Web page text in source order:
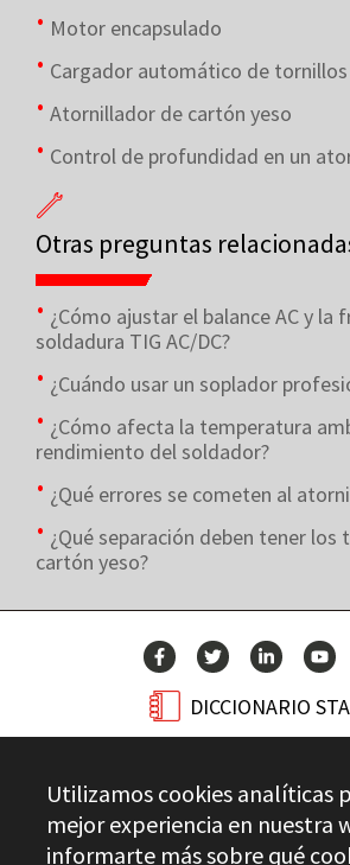
Motor encapsulado
Cargador automático de tornillos
Atornillador de cartón yeso
Control de profundidad en un
Otras preguntas
¿Cómo ajustar el balance AC y la
soldadura TIG AC/DC?
¿Cuándo usar un soplador
¿Cómo afecta la temperatura
rendimiento del soldador?
¿Qué errores se cometen al
¿Qué separación deben tener los
cartón yeso?
DICCIONARIO
CONTACTO
Utilizamos cookies analíticas
mejor experiencia en nuestra
informarte más sobre qué